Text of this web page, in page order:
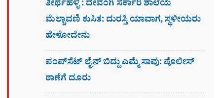
ತೀರ್ಥಹಳ್ಳಿ : ದೇವಂಗಿ ಸರ್ಕಾರಿ ಶಾಲೆಯ
ಮೆಲ್ಚಾವಣಿ ಕುಸಿತ: ದುರಸ್ತಿ ಯಾವಾಗ, ಸ್ಥಳೀಯರು
ಹೇಳೋದೇನು
ಪಂಪ್‌ಸೆಟ್ ಲೈನ್ ಬಿದ್ದು ಎಮ್ಮೆ ಸಾವು: ಪೊಲೀಸ್
ಠಾಣೆಗೆ ದೂರು